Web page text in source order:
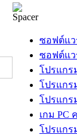
ซอฟต์แว
ซอฟต์แ
โปรแกร
โปรแก
โปรแกร
เกม PC
โปรแกร